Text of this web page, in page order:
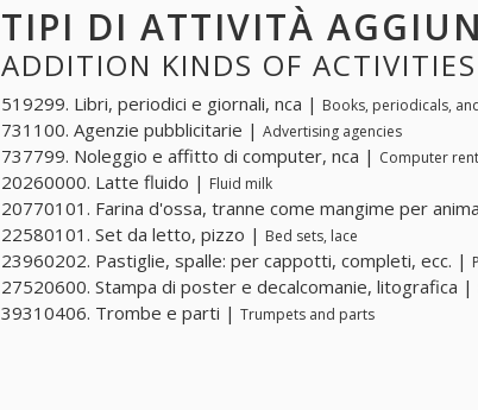
TIPI DI ATTIVITÀ
ADDITION KINDS OF
519299. Libri, periodici e giornali, nca | Books, periodicals,
731100. Agenzie pubblicitarie | Advertising agencies
737799. Noleggio e affitto di computer, nca | Computer
20260000. Latte fluido | Fluid milk
20770101. Farina d'ossa, tranne come mangime per
22580101. Set da letto, pizzo | Bed sets, lace
23960202. Pastiglie, spalle: per cappotti, completi, ecc. |
27520600. Stampa di poster e decalcomanie, litografica |
39310406. Trombe e parti | Trumpets and parts